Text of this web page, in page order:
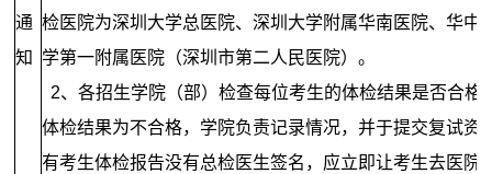
通
知
检医院为深圳大学总医院、深圳大学附属华南医院、华中
学第一附属医院（深圳市第二人民医院）。
2、各招生学院（部）检查每位考生的体检结果是否合格
体检结果为不合格，学院负责记录情况，并于提交复试资
有考生体检报告没有总检医生签名，应立即让考生去医院